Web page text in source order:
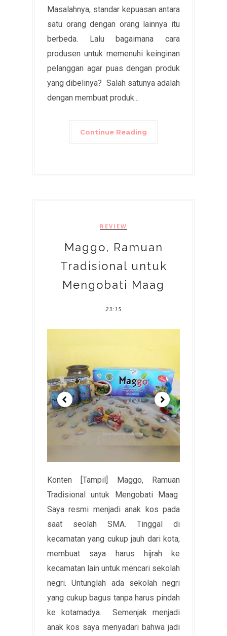
Masalahnya, standar kepuasan antara
satu orang dengan orang lainnya itu
berbeda. Lalu bagaimana cara
produsen untuk memenuhi keinginan
pelanggan agar puas dengan produk
yang dibelinya? Salah satunya adalah
dengan membuat produk...
Continue Reading
REVIEW
Maggo, Ramuan
Tradisional untuk
Mengobati Maag
23:15
Konten [Tampil] Maggo, Ramuan
Tradisional untuk Mengobati Maag
Saya resmi menjadi anak kos pada
saat seolah SMA. Tinggal di
kecamatan yang cukup jauh dari kota,
membuat saya harus hijrah ke
kecamatan lain untuk mencari sekolah
negri. Untunglah ada sekolah negri
yang cukup bagus tanpa harus pindah
ke kotamadya. Semenjak menjadi
anak kos saya menyadari bahwa jadi